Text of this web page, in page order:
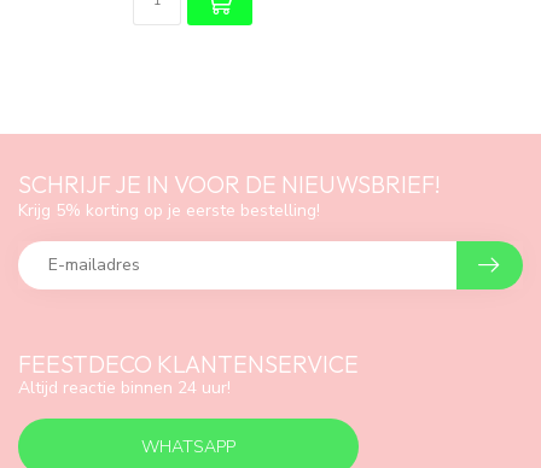
FEESTDECO KLANTENSERVICE
Altijd reactie binnen 24 uur!
WHATSAPP
SCHRIJF JE IN VOOR DE NIEUWSBRIEF!
Krijg 5% korting op je eerste bestelling!